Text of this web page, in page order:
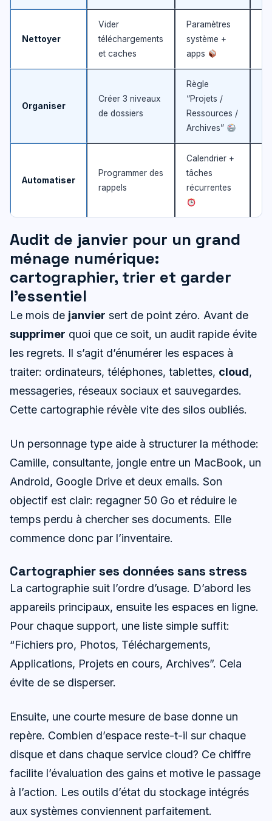
Nettoyer
Vider
téléchargements
et caches
Paramètres
système +
apps
Organiser
Créer 3 niveaux
de dossiers
Règle
“Projets /
Ressources /
Archives”
Automatiser
Programmer des
rappels
Calendrier +
tâches
récurrentes
Audit de janvier pour un grand
ménage numérique:
cartographier, trier et garder
l’essentiel
Le mois de janvier sert de point zéro. Avant de
supprimer quoi que ce soit, un audit rapide évite
les regrets. Il s’agit d’énumérer les espaces à
traiter: ordinateurs, téléphones, tablettes, cloud,
messageries, réseaux sociaux et sauvegardes.
Cette cartographie révèle vite des silos oubliés.
Un personnage type aide à structurer la méthode:
Camille, consultante, jongle entre un MacBook, un
Android, Google Drive et deux emails. Son
objectif est clair: regagner 50 Go et réduire le
temps perdu à chercher ses documents. Elle
commence donc par l’inventaire.
Cartographier ses données sans stress
La cartographie suit l’ordre d’usage. D’abord les
appareils principaux, ensuite les espaces en ligne.
Pour chaque support, une liste simple suffit:
“Fichiers pro, Photos, Téléchargements,
Applications, Projets en cours, Archives”. Cela
évite de se disperser.
Ensuite, une courte mesure de base donne un
repère. Combien d’espace reste-t-il sur chaque
disque et dans chaque service cloud? Ce chiffre
facilite l’évaluation des gains et motive le passage
à l’action. Les outils d’état du stockage intégrés
aux systèmes conviennent parfaitement.